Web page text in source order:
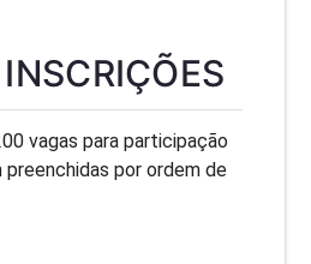
vagas para participação
preenchidas por ordem de